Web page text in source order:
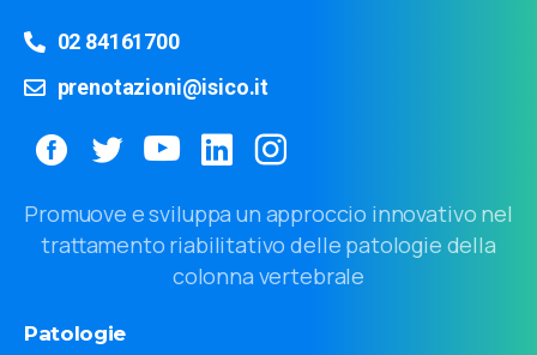
02 84161700
prenotazioni@isico.it
Promuove e sviluppa un approccio innovativo nel
trattamento riabilitativo delle patologie della
colonna vertebrale
Patologie